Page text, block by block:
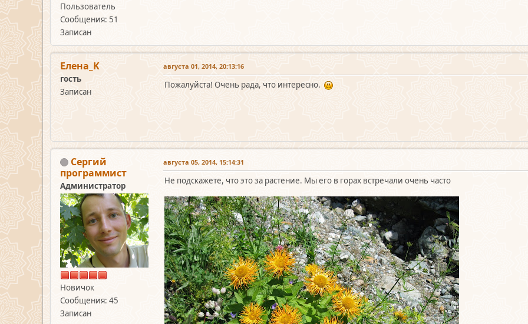
Пользователь
Сообщения: 51
Записан
Елена_K
гость
Записан
августа 01, 2014, 20:13:16
Пожалуйста! Очень рада, что интересно.
Сергий
программист
Администратор
Новичок
Сообщения: 45
Записан
августа 05, 2014, 15:14:31
Не подскажете, что это за растение. Мы его в горах встречали очень часто